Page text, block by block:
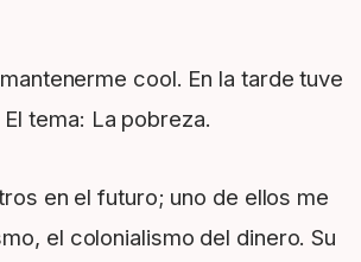
cool. En la tarde tuve
tema: La pobreza.
en el futuro; uno de ellos me
el colonialismo del dinero. Su